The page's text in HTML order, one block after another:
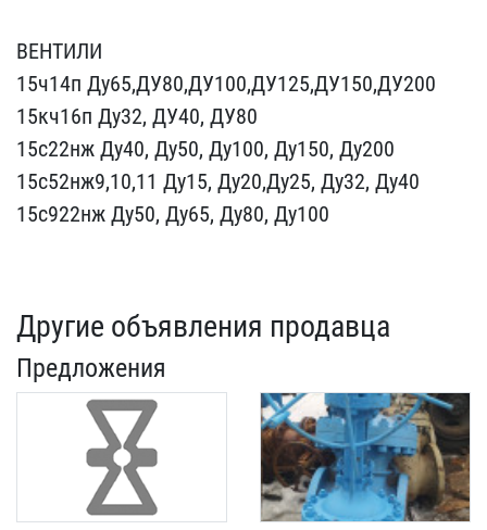
ВЕНТИ​ЛИ
15ч14п Ду65,ДУ80,ДУ10​0,ДУ125,ДУ150,ДУ200
15кч​16п Ду32, ДУ40, ДУ80
15с​22нж Ду40, Ду50, Ду100, ​Ду150, Ду200
15с52нж9,10​,11 Ду15, Ду20,Ду25, Ду3​2, Ду40
15с922нж Ду50, Д​у65, Ду80, Ду100
Другие объявления продавца
Предложения